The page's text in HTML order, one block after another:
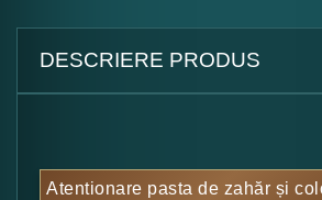
DESCRIERE PRODUS
Atentionare pasta de zahăr și